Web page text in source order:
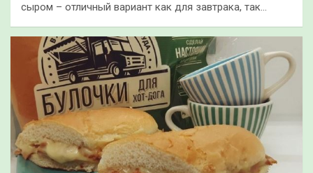
сыром – отличный вариант как для завтрака, так…